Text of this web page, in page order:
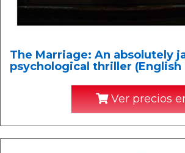
The Marriage: An absolutely
psychological thriller (English
Ver precios